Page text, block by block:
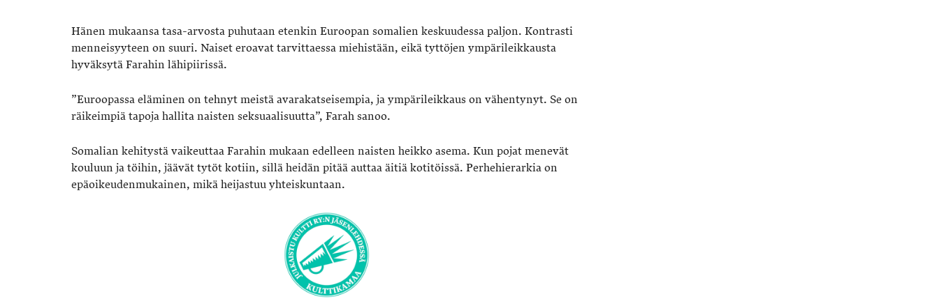
Hänen mukaansa tasa-arvosta puhutaan etenkin Euroopan somalien keskuudessa paljon. Kontrasti
menneisyyteen on suuri. Naiset eroavat tarvittaessa miehistään, eikä tyttöjen ympärileikkausta
hyväksytä Farahin lähipiirissä.
”Euroopassa eläminen on tehnyt meistä avarakatseisempia, ja ympärileikkaus on vähentynyt. Se on
räikeimpiä tapoja hallita naisten seksuaalisuutta”, Farah sanoo.
Somalian kehitystä vaikeuttaa Farahin mukaan edelleen naisten heikko asema. Kun pojat menevät
kouluun ja töihin, jäävät tytöt kotiin, sillä heidän pitää auttaa äitiä kotitöissä. Perhehierarkia on
epäoikeudenmukainen, mikä heijastuu yhteiskuntaan.